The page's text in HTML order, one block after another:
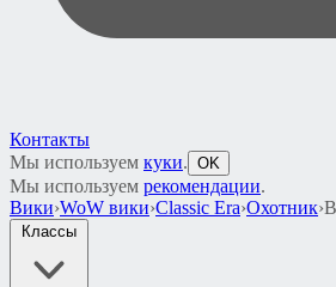
Контакты
Мы используем куки. OK
Мы используем рекомендации.
Вики›WoW вики›Classic Era›Охотник›